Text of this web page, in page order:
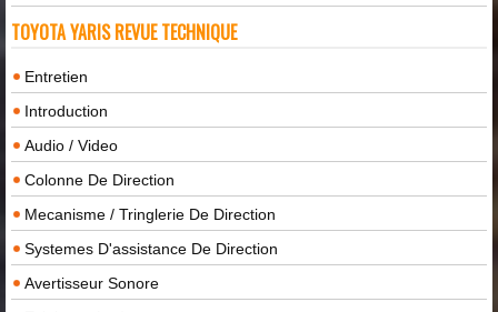
TOYOTA YARIS REVUE TECHNIQUE
Entretien
Introduction
Audio / Video
Colonne De Direction
Mecanisme / Tringlerie De Direction
Systemes D'assistance De Direction
Avertisseur Sonore